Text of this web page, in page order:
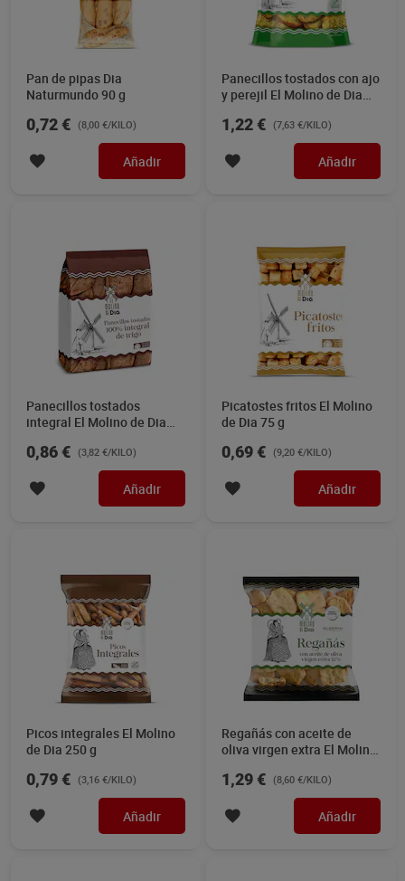
Pan de pipas Dia
Naturmundo 90 g
0,72 € (8,00 €/KILO)
Añadir
Panecillos tostados con ajo
y perejil El Molino de Dia
1,22 € (7,63 €/KILO)
Añadir
Panecillos tostados
integral El Molino de Dia
0,86 € (3,82 €/KILO)
Añadir
Picatostes fritos El Molino
de Dia 75 g
0,69 € (9,20 €/KILO)
Añadir
Picos integrales El Molino
de Dia 250 g
0,79 € (3,16 €/KILO)
Añadir
Regañás con aceite de
oliva virgen extra El Molino
1,29 € (8,60 €/KILO)
Añadir